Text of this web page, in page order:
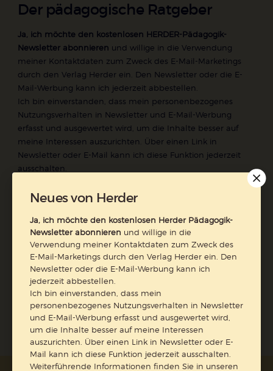
Der pädagogische Ratgeber
Ja, ich möchte den kostenlosen HERDER-Pädagogik-
Newsletter abonnieren und willige in die Verwendung
meiner Kontaktdaten zum Zweck des E-Mail-Marketings
durch den Verlag Herder ein. Den Newsletter oder die E-
Mail-Werbung kann ich jederzeit abbestellen.
Ich bin einverstanden, dass mein personenbezogenes
Nutzungsverhalten in Newsletter und E-Mail-Werbung
erfasst und ausgewertet wird, um die Inhalte besser auf
meine Interessen auszurichten. Über einen Link in
Newsletter oder E-Mail kann ich diese Funktion jederzeit
ausschalten.
Datenschutzhinweisen.
E-Mail
Neues von Herder
Ja, ich möchte den kostenlosen Herder Pädagogik-
Newsletter abonnieren und willige in die
Verwendung meiner Kontaktdaten zum Zweck des
E-Mail-Marketings durch den Verlag Herder ein. Den
Newsletter oder die E-Mail-Werbung kann ich
jederzeit abbestellen.
Ich bin einverstanden, dass mein
personenbezogenes Nutzungsverhalten in Newsletter
und E-Mail-Werbung erfasst und ausgewertet wird,
um die Inhalte besser auf meine Interessen
auszurichten. Über einen Link in Newsletter oder E-
Mail kann ich diese Funktion jederzeit ausschalten.
Weiterführende Informationen finden Sie in unseren